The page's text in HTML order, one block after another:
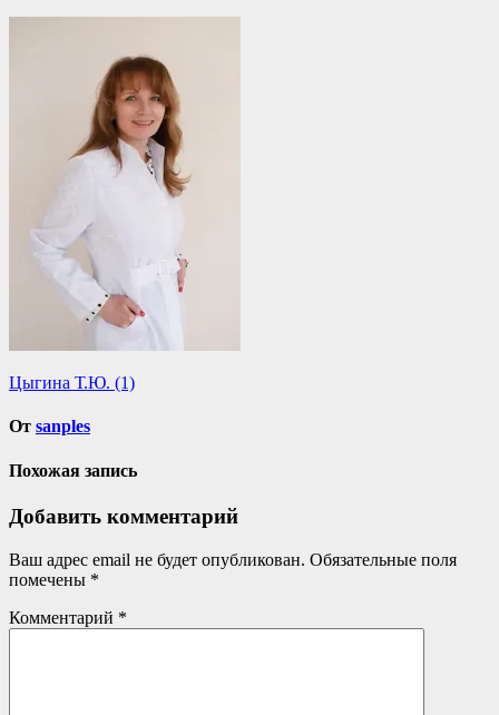
Навигация
по
Цыгина Т.Ю. (1)
От sanples
Похожая запись
Добавить комментарий
Ваш адрес email не будет опубликован. Обязательные поля
помечены *
Комментарий *